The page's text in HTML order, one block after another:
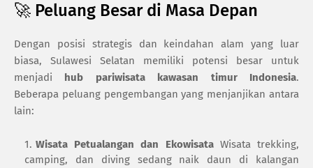
🚀 Peluang Besar di Masa Depan
Dengan posisi strategis dan keindahan alam yang luar
biasa, Sulawesi Selatan memiliki potensi besar untuk
menjadi
hub pariwisata kawasan timur Indonesia.
Beberapa peluang pengembangan yang menjanjikan antara
lain:
Wisata Petualangan dan Ekowisata Wisata trekking,
camping, dan diving sedang naik daun di kalangan